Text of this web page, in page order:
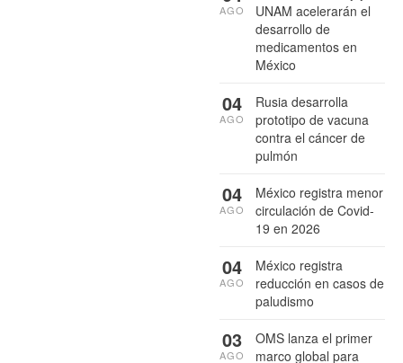
UNAM acelerarán el
desarrollo de
medicamentos en
México
AGO
Rusia desarrolla
prototipo de vacuna
contra el cáncer de
pulmón
04
AGO
México registra menor
circulación de Covid-
19 en 2026
04
AGO
México registra
reducción en casos de
paludismo
04
AGO
OMS lanza el primer
marco global para
03
AGO